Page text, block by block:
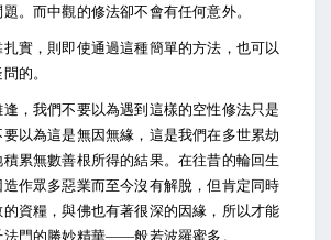
。而中觀的修法卻不會有任何意外。
實，則即使通過這種簡單的方法，也可以
的。
，我們不要以為遇到這樣的空性修法只是
以為這是無因無緣，這是我們在多世累劫
累無數善根所得的結果。在往昔的輪回生
作眾多惡業而至今沒有解脫，但肯定同時
資糧，與佛也有著很深的因緣，所以才能
法門的勝妙精華——般若波羅蜜多。